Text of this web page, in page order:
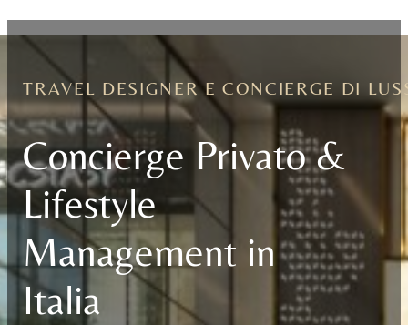
TRAVEL DESIGNER E CONCIERGE DI
Concierge Privato &
Lifestyle
Management in
Italia